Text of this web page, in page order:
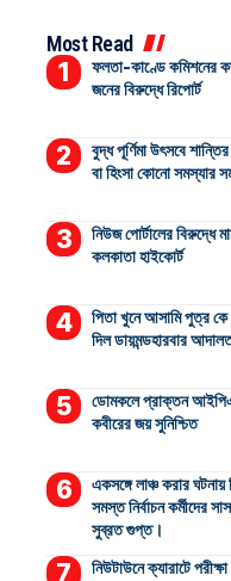
Most Read
ফলতা-কাণ্ডে কমিশনের
জনের বিরুদ্ধে রিপোর্ট
বুদ্ধ পূর্ণিমা উৎসবে
বা হিংসা কোনো সমস্যার
নিউজ পোর্টালের বিরুদ্ধে
কলকাতা হাইকোর্ট
পিতা খুনে আসামি পুত্র
দিল ডায়মন্ডহারবার
ডোমকলে প্রাক্তন
কবীরের জয় সুনিশ্চিত
একসঙ্গে লাঞ্চ করার
সমস্ত নির্বাচন কর্মীদের
সুব্রত গুপ্ত।
নিউটাউনে ক্যারাটে